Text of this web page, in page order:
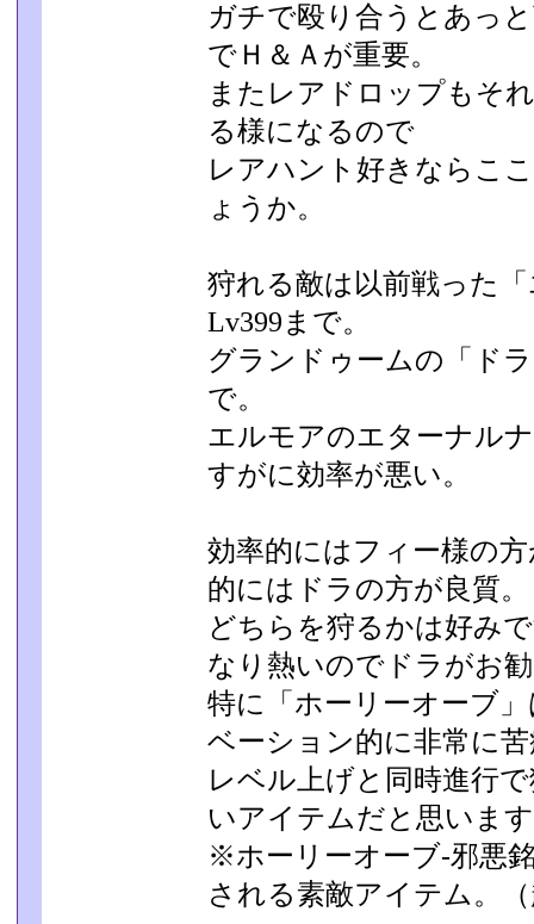
ガチで殴り合うとあっ
でＨ＆Ａが重要。
またレアドロップもそ
る様になるので
レアハント好きならこ
ょうか。
狩れる敵は以前戦った
Lv399まで。
グランドゥームの「ド
で。
エルモアのエターナル
すがに効率が悪い。
効率的にはフィー様の
的にはドラの方が良質。
どちらを狩るかは好み
なり熱いのでドラがお
特に「ホーリーオーブ
ベーション的に非常に
レベル上げと同時進行
いアイテムだと思いま
※ホーリーオーブ-邪悪
される素敵アイテム。